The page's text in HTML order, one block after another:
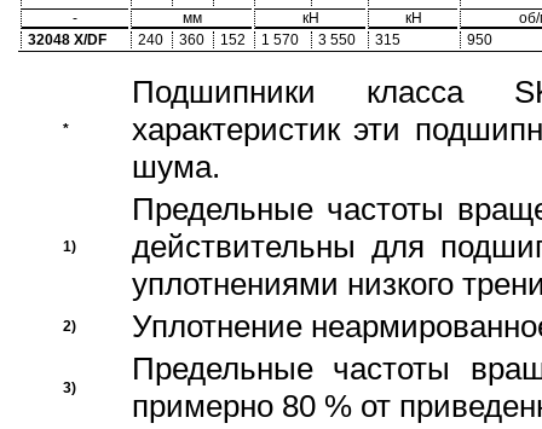
- мм кН кН
32048 X/DF
240 360 152 1 570 3 550 315 950
*
Подшипники класса
характеристик эти
шума.
1)
Предельные частоты
действительны для
уплотнениями низкого
2) Уплотнение
3)
Предельные частоты
примерно 80 % от